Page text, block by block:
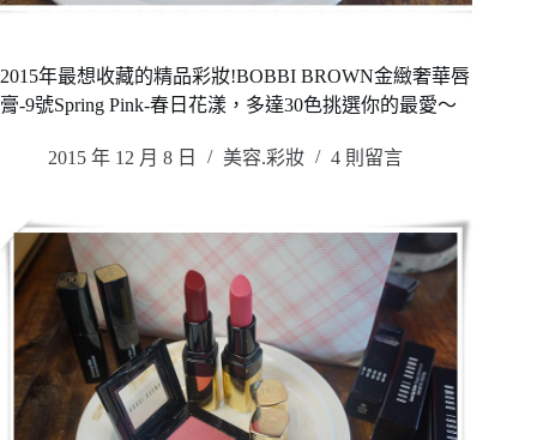
2015年最想收藏的精品彩妝!BOBBI BROWN金緻奢華唇
膏-9號Spring Pink-春日花漾，多達30色挑選你的最愛～
2015 年 12 月 8 日 美容.彩妝 4 則留言